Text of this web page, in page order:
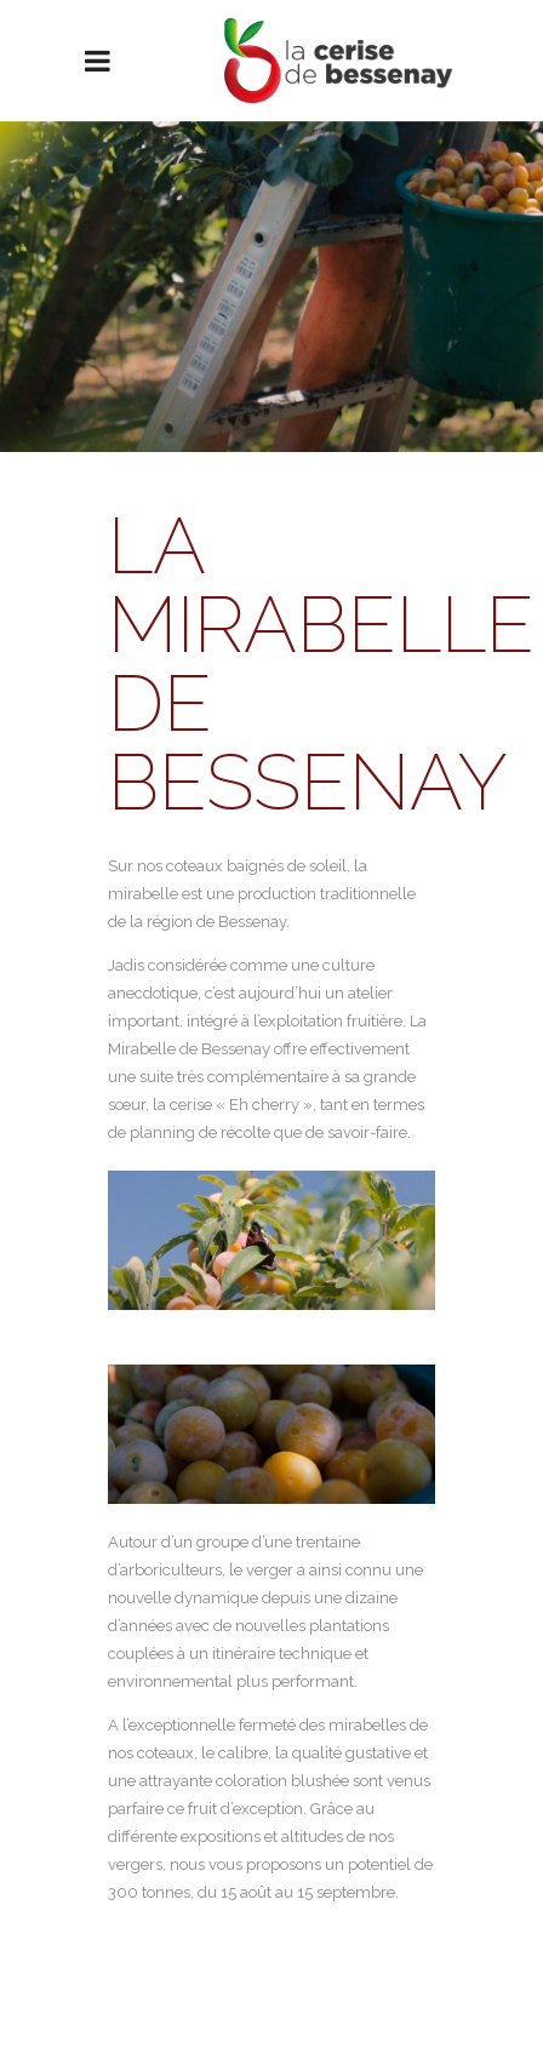
LA
MIRABELLE
DE
BESSENAY
Sur nos coteaux baignés de soleil, la
mirabelle est une production traditionnelle
de la région de Bessenay.
Jadis considérée comme une culture
anecdotique, c’est aujourd’hui un atelier
important, intégré à l’exploitation fruitière. La
Mirabelle de Bessenay offre effectivement
une suite très complémentaire à sa grande
sœur, la cerise « Eh cherry », tant en termes
de planning de récolte que de savoir-faire.
Autour d’un groupe d’une trentaine
d’arboriculteurs, le verger a ainsi connu une
nouvelle dynamique depuis une dizaine
d’années avec de nouvelles plantations
couplées à un itinéraire technique et
environnemental plus performant.
A l’exceptionnelle fermeté des mirabelles de
nos coteaux, le calibre, la qualité gustative et
une attrayante coloration blushée sont venus
parfaire ce fruit d’exception. Grâce au
différente expositions et altitudes de nos
vergers, nous vous proposons un potentiel de
300 tonnes, du 15 août au 15 septembre.